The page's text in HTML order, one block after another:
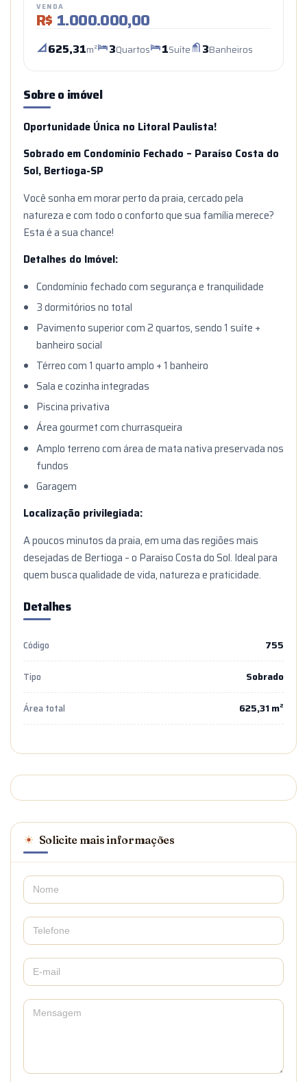
VENDA
R$ 1.000.000,00
625,31m² 3Quartos 1Suíte 3Banheiros
Sobre o imóvel
Oportunidade Única no Litoral Paulista!
Sobrado em Condomínio Fechado – Paraíso Costa do
Sol, Bertioga-SP
Você sonha em morar perto da praia, cercado pela
natureza e com todo o conforto que sua família merece?
Esta é a sua chance!
Detalhes do Imóvel:
Condomínio fechado com segurança e tranquilidade
3 dormitórios no total
Pavimento superior com 2 quartos, sendo 1 suíte +
banheiro social
Térreo com 1 quarto amplo + 1 banheiro
Sala e cozinha integradas
Piscina privativa
Área gourmet com churrasqueira
Amplo terreno com área de mata nativa preservada nos
fundos
Garagem
Localização privilegiada:
A poucos minutos da praia, em uma das regiões mais
desejadas de Bertioga – o Paraíso Costa do Sol. Ideal para
quem busca qualidade de vida, natureza e praticidade.
Detalhes
Código 755
Tipo Sobrado
Área total 625,31 m²
Solicite mais informações